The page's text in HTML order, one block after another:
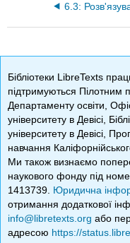
Бібліотеки LibreTexts
підтримуються Пілотним
Департаменту освіти,
університету в Девісі,
університету в Девісі,
навчання
Ми також визнаємо
наукового фонду під
1413739. Юридична
отримання додаткової
info@libretexts.org або
адресою https://